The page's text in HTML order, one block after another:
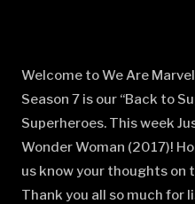
Welcome to We Are
Season 7 is our “Back to
Superheroes. This week
Wonder Woman (2017)!
us know your thoughts on
Thank you all so much for